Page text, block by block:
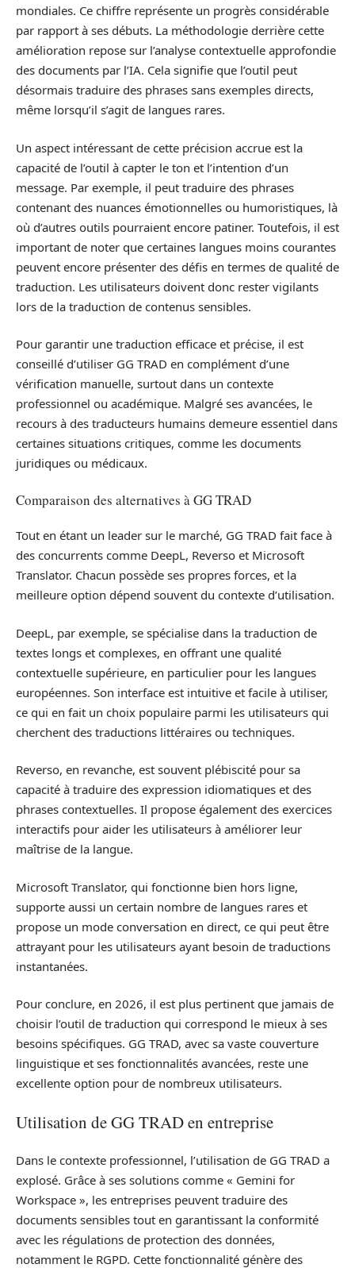
mondiales. Ce chiffre représente un progrès considérable
par rapport à ses débuts. La méthodologie derrière cette
amélioration repose sur l’analyse contextuelle approfondie
des documents par l’IA. Cela signifie que l’outil peut
désormais traduire des phrases sans exemples directs,
même lorsqu’il s’agit de langues rares.
Un aspect intéressant de cette précision accrue est la
capacité de l’outil à capter le ton et l’intention d’un
message. Par exemple, il peut traduire des phrases
contenant des nuances émotionnelles ou humoristiques, là
où d’autres outils pourraient encore patiner. Toutefois, il est
important de noter que certaines langues moins courantes
peuvent encore présenter des défis en termes de qualité de
traduction. Les utilisateurs doivent donc rester vigilants
lors de la traduction de contenus sensibles.
Pour garantir une traduction efficace et précise, il est
conseillé d’utiliser GG TRAD en complément d’une
vérification manuelle, surtout dans un contexte
professionnel ou académique. Malgré ses avancées, le
recours à des traducteurs humains demeure essentiel dans
certaines situations critiques, comme les documents
juridiques ou médicaux.
Comparaison des alternatives à GG TRAD
Tout en étant un leader sur le marché, GG TRAD fait face à
des concurrents comme DeepL, Reverso et Microsoft
Translator. Chacun possède ses propres forces, et la
meilleure option dépend souvent du contexte d’utilisation.
DeepL, par exemple, se spécialise dans la traduction de
textes longs et complexes, en offrant une qualité
contextuelle supérieure, en particulier pour les langues
européennes. Son interface est intuitive et facile à utiliser,
ce qui en fait un choix populaire parmi les utilisateurs qui
cherchent des traductions littéraires ou techniques.
Reverso, en revanche, est souvent plébiscité pour sa
capacité à traduire des expression idiomatiques et des
phrases contextuelles. Il propose également des exercices
interactifs pour aider les utilisateurs à améliorer leur
maîtrise de la langue.
Microsoft Translator, qui fonctionne bien hors ligne,
supporte aussi un certain nombre de langues rares et
propose un mode conversation en direct, ce qui peut être
attrayant pour les utilisateurs ayant besoin de traductions
instantanées.
Pour conclure, en 2026, il est plus pertinent que jamais de
choisir l’outil de traduction qui correspond le mieux à ses
besoins spécifiques. GG TRAD, avec sa vaste couverture
linguistique et ses fonctionnalités avancées, reste une
excellente option pour de nombreux utilisateurs.
Utilisation de GG TRAD en entreprise
Dans le contexte professionnel, l’utilisation de GG TRAD a
explosé. Grâce à ses solutions comme « Gemini for
Workspace », les entreprises peuvent traduire des
documents sensibles tout en garantissant la conformité
avec les régulations de protection des données,
notamment le RGPD. Cette fonctionnalité génère des